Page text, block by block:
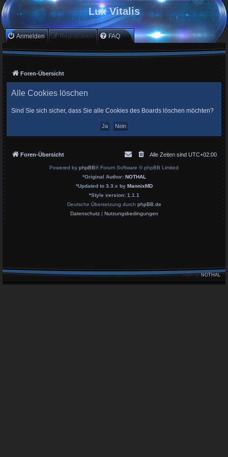
Lux Vitalis
Anmelden Registrieren FAQ
Foren-Übersicht
Alle Cookies löschen
Sind Sie sich sicher, dass Sie alle Cookies des Boards löschen möchten?
Foren-Übersicht Alle Zeiten sind UTC+02:00
Powered by phpBB® Forum Software © phpBB Limited
*Original Author: NOTHAL
*Updated to 3.3.x by MannixMD
*Style version: 1.1.1
Deutsche Übersetzung durch phpBB.de
Datenschutz| Nutzungsbedingungen
Style byNOTHAL